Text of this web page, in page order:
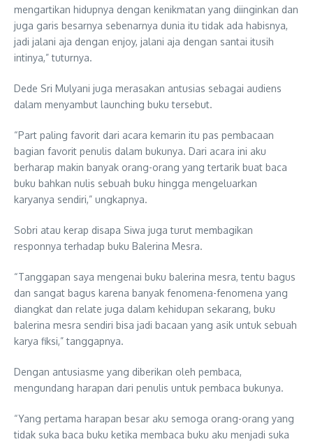
mengartikan hidupnya dengan kenikmatan yang diinginkan dan
juga garis besarnya sebenarnya dunia itu tidak ada habisnya,
jadi jalani aja dengan enjoy, jalani aja dengan santai itusih
intinya,” tuturnya.
Dede Sri Mulyani juga merasakan antusias sebagai audiens
dalam menyambut launching buku tersebut.
“Part paling favorit dari acara kemarin itu pas pembacaan
bagian favorit penulis dalam bukunya. Dari acara ini aku
berharap makin banyak orang-orang yang tertarik buat baca
buku bahkan nulis sebuah buku hingga mengeluarkan
karyanya sendiri,” ungkapnya.
Sobri atau kerap disapa Siwa juga turut membagikan
responnya terhadap buku Balerina Mesra.
“Tanggapan saya mengenai buku balerina mesra, tentu bagus
dan sangat bagus karena banyak fenomena-fenomena yang
diangkat dan relate juga dalam kehidupan sekarang, buku
balerina mesra sendiri bisa jadi bacaan yang asik untuk sebuah
karya fiksi,” tanggapnya.
Dengan antusiasme yang diberikan oleh pembaca,
mengundang harapan dari penulis untuk pembaca bukunya.
“Yang pertama harapan besar aku semoga orang-orang yang
tidak suka baca buku ketika membaca buku aku menjadi suka